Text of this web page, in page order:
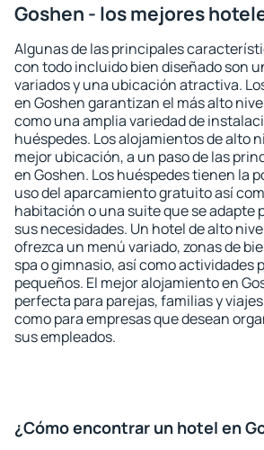
Goshen - los mejores
Algunas de las principales
con todo incluido bien diseñado son
variados y una ubicación atractiva.
en Goshen garantizan el más alto
como una amplia variedad de
huéspedes. Los alojamientos de alto
mejor ubicación, a un paso de las
en Goshen. Los huéspedes tienen la
uso del aparcamiento gratuito así
habitación o una suite que se adapte
sus necesidades. Un hotel de alto
ofrezca un menú variado, zonas de
spa o gimnasio, así como actividades
pequeños. El mejor alojamiento en
perfecta para parejas, familias y
como para empresas que desean
sus empleados.
¿Cómo encontrar un hotel en